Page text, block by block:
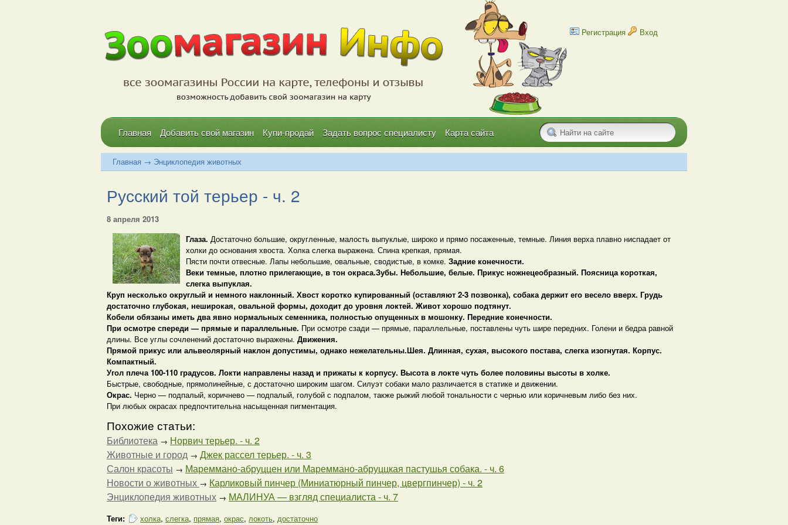
Регистрация Вход
Главная Добавить свой магазин Купи-продай Задать вопрос специалисту Карта сайта
Главная → Энциклопедия животных
Русский той терьер - ч. 2
8 апреля 2013
Глаза. Достаточно большие, округленные, малость выпуклые, широко и прямо посаженные, темные. Линия верха плавно ниспадает от
холки до основания хвоста. Холка слегка выражена. Спина крепкая, прямая.
Пясти почти отвесные. Лапы небольшие, овальные, сводистые, в комке. Задние конечности.
Веки темные, плотно прилегающие, в тон окраса.Зубы. Небольшие, белые. Прикус ножнецеобразный. Поясница короткая,
слегка выпуклая.
Круп несколько округлый и немного наклонный. Хвост коротко купированный (оставляют 2-3 позвонка), собака держит его весело вверх. Грудь
достаточно глубокая, неширокая, овальной формы, доходит до уровня локтей. Живот хорошо подтянут.
Кобели обязаны иметь два явно нормальных семенника, полностью опущенных в мошонку. Передние конечности.
При осмотре спереди — прямые и параллельные. При осмотре сзади — прямые, параллельные, поставлены чуть шире передних. Голени и бедра равной
длины. Все углы сочленений достаточно выражены. Движения.
Прямой прикус или альвеолярный наклон допустимы, однако нежелательны.Шея. Длинная, сухая, высокого постава, слегка изогнутая. Корпус.
Компактный.
Угол плеча 100-110 градусов. Локти направлены назад и прижаты к корпусу. Высота в локте чуть более половины высоты в холке.
Быстрые, свободные, прямолинейные, с достаточно широким шагом. Силуэт собаки мало различается в статике и движении.
Окрас. Черно — подпалый, коричнево — подпалый, голубой с подпалом, также рыжий любой тональности с чернью или коричневым либо без них.
При любых окрасах предпочтительна насыщенная пигментация.
Похожие статьи:
Библиотека → Норвич терьер. - ч. 2
Животные и город → Джек рассел терьер. - ч. 3
Салон красоты → Мареммано-абруццен или Мареммано-абруццкая пастушья собака. - ч. 6
Новости о животных → Карликовый пинчер (Миниатюрный пинчер, цвергпинчер) - ч. 2
Энциклопедия животных → МАЛИНУА — взгляд специалиста - ч. 7
Теги: холка, слегка, прямая, окрас, локоть, достаточно